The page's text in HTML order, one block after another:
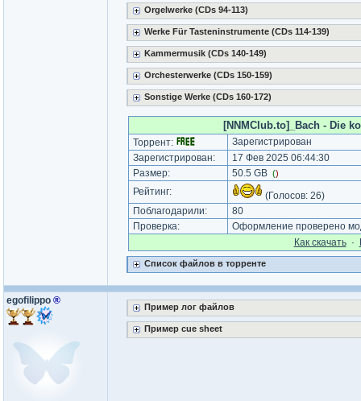
Orgelwerke (CDs 94-113)
Werke Für Tasteninstrumente (CDs 114-139)
Kammermusik (CDs 140-149)
Orchesterwerke (CDs 150-159)
Sonstige Werke (CDs 160-172)
[NNMClub.to]_Bach - Die
Торрент:
Зарегистрирован
Зарегистрирован:
17 Фев 2025 06:44:30
Размер:
50.5 GB ()
Рейтинг: (Голосов: 26)
Поблагодарили:
80
Проверка:
Оформление проверено
Как cкачать·
Список файлов в торренте
egofilippo ®
Пример лог файлов
Пример cue sheet